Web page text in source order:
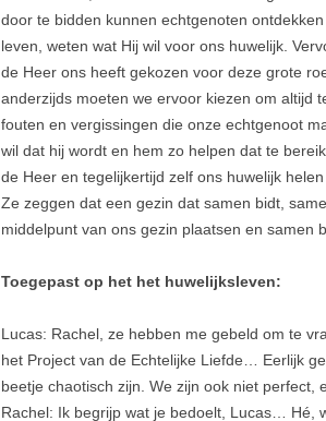
door te bidden kunnen echtgenoten
leven, weten wat Hij wil voor ons huwelijk.
de Heer ons heeft gekozen voor deze grote
anderzijds moeten we ervoor kiezen om altijd
fouten en vergissingen die onze echtgenoot
wil dat hij wordt en hem zo helpen dat te
de Heer en tegelijkertijd zelf ons huwelijk
Ze zeggen dat een gezin dat samen bidt,
middelpunt van ons gezin plaatsen en samen
Toegepast op het het huwelijksleven:
Lucas: Rachel, ze hebben me gebeld om te
het Project van de Echtelijke Liefde… Eerlijk
beetje chaotisch zijn. We zijn ook niet perfect,
Rachel: Ik begrijp wat je bedoelt, Lucas… Hé,